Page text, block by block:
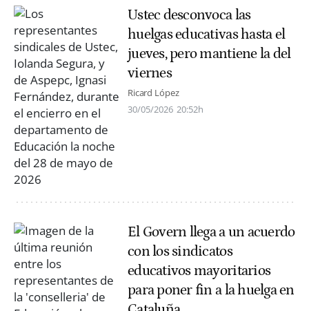
Ustec desconvoca las
huelgas educativas hasta el
jueves, pero mantiene la del
viernes
Ricard López
30/05/2026 20:52h
El Govern llega a un acuerdo
con los sindicatos
educativos mayoritarios
para poner fin a la huelga en